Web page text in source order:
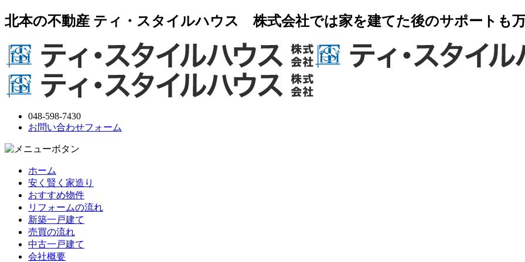
北本の不動産 ティ・スタイルハウス 株式会社では家を建てた後のサポートも
048-598-7430
お問い合わせフォーム
ホーム
安く賢く家造り
おすすめ物件
リフォームの流れ
新築一戸建て
売買の流れ
中古一戸建て
会社概要